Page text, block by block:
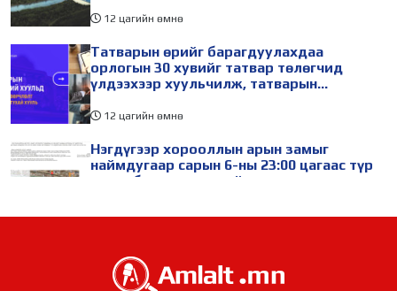
12 цагийн өмнө
Татварын өрийг барагдуулахдаа
орлогын 30 хувийг татвар төлөгчид
үлдээхээр хуульчилж, татварын
болгон сунгажээ
12 цагийн өмнө
Нэгдүгээр хорооллын арын замыг
наймдугаар сарын 6-ны 23:00 цагаас түр
хааж, борооны ус зайлуулах шугамын
Шадар сайд Н.Номтойбаяр Дорноговь
аймагт ажиллав